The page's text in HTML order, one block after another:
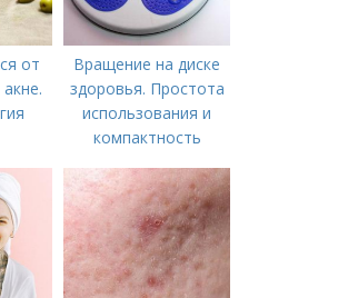
от
Вращение на диске
здоровья. Простота
использования и
компактность